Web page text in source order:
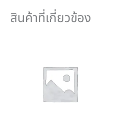
สินค้าที่เกี่ยวข้อง